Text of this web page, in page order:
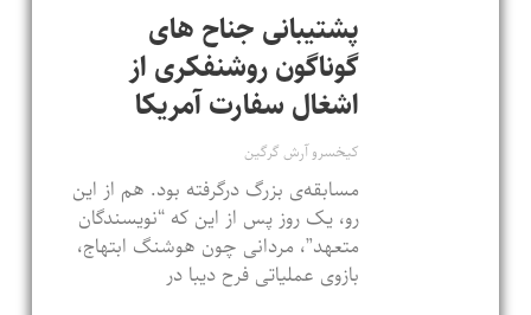
پشتیبانی جناح های
گوناگون روشنفکری از
اشغال سفارت آمریکا
کیخسرو آرش گرگین
مسابقه‌ی بزرگ درگرفته بود. هم از این
رو، یک روز پس از این که “نویسندگان
متعهد”، مردانی چون هوشنگ ابتهاج،
بازوی عملیاتی فرح دیبا در